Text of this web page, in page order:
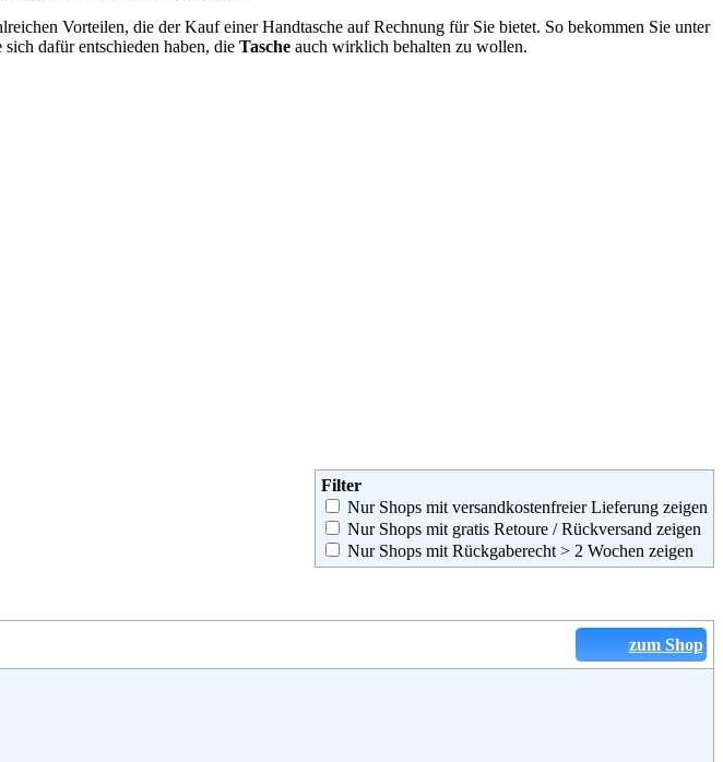
Vorteilen, die der Kauf einer Handtasche auf Rechnung für Sie bietet. So bekommen Sie unter
dafür entschieden haben, die Tasche auch wirklich behalten zu wollen.
Filter
Nur Shops mit versandkostenfreier Lieferung zeigen
Nur Shops mit gratis Retoure / Rückversand zeigen
Nur Shops mit Rückgaberecht > 2 Wochen zeigen
zum Shop